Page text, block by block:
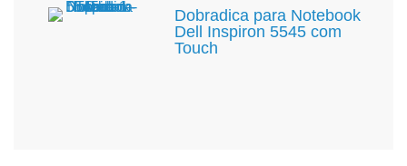
Dobradica para Notebook
Dell Inspiron 5545 com
Touch